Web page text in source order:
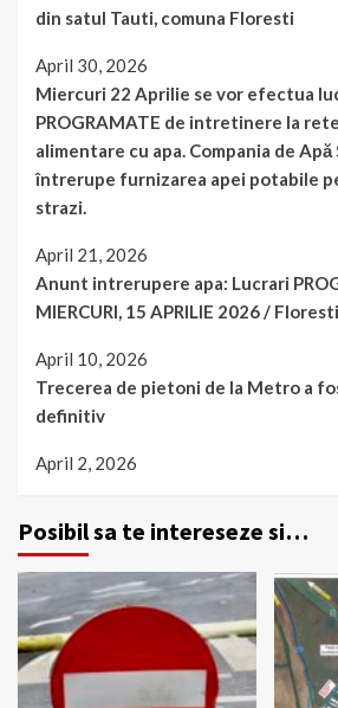
din satul Tauti, comuna Floresti
April 30, 2026
Miercuri 22 Aprilie se vor efectua
PROGRAMATE de intretinere la
alimentare cu apa. Compania de Apă
întrerupe furnizarea apei potabile
strazi.
April 21, 2026
Anunt intrerupere apa: Lucrari
MIERCURI, 15 APRILIE 2026 / Floresti
April 10, 2026
Trecerea de pietoni de la Metro a
definitiv
April 2, 2026
Posibil sa te intereseze si…